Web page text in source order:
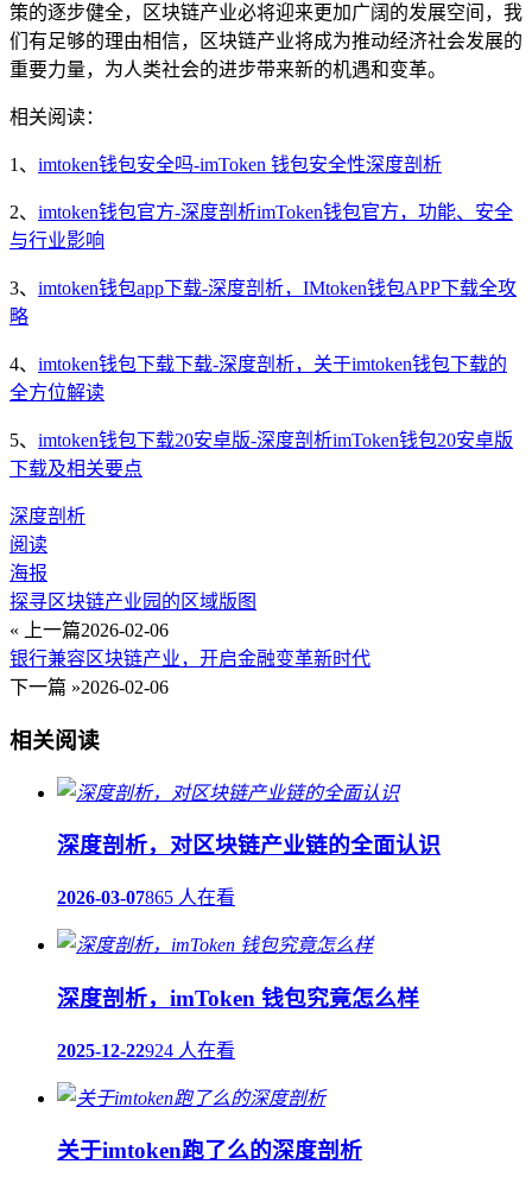
策的逐步健全，区块链产业必将迎来更加广阔的发展空间，我
们有足够的理由相信，区块链产业将成为推动经济社会发展的
重要力量，为人类社会的进步带来新的机遇和变革。
相关阅读：
1、 imtoken钱包安全吗-imToken 钱包安全性深度剖析
2、 imtoken钱包官方-深度剖析imToken钱包官方，功能、安全
与行业影响
3、 imtoken钱包app下载-深度剖析，IMtoken钱包APP下载全攻
略
4、 imtoken钱包下载下载-深度剖析，关于imtoken钱包下载的
全方位解读
5、 imtoken钱包下载20安卓版-深度剖析imToken钱包20安卓版
下载及相关要点
深度剖析
阅读
海报
探寻区块链产业园的区域版图
« 上一篇2026-02-06
银行兼容区块链产业，开启金融变革新时代
下一篇 »2026-02-06
相关阅读
深度剖析，对区块链产业链的全面认识
2026-03-07865 人在看
深度剖析，imToken 钱包究竟怎么样
2025-12-22924 人在看
关于imtoken跑了么的深度剖析